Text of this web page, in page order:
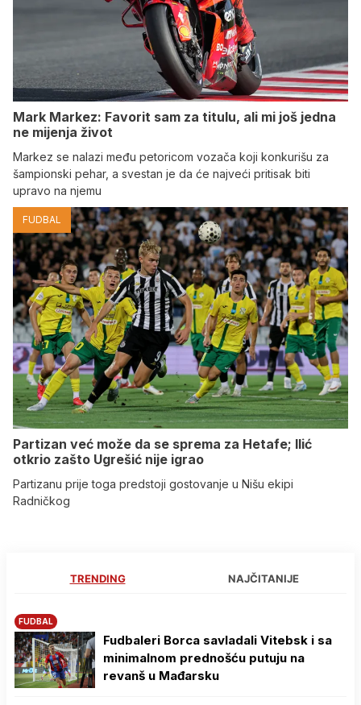
Mark Markez: Favorit sam za titulu, ali mi još jedna
ne mijenja život
Markez se nalazi među petoricom vozača koji konkurišu za
šampionski pehar, a svestan je da će najveći pritisak biti
upravo na njemu
FUDBAL
Partizan već može da se sprema za Hetafe; Ilić
otkrio zašto Ugrešić nije igrao
Partizanu prije toga predstoji gostovanje u Nišu ekipi
Radničkog
TRENDING NAJČITANIJE
FUDBAL
Fudbaleri Borca savladali Vitebsk i sa
minimalnom prednošću putuju na
revanš u Mađarsku